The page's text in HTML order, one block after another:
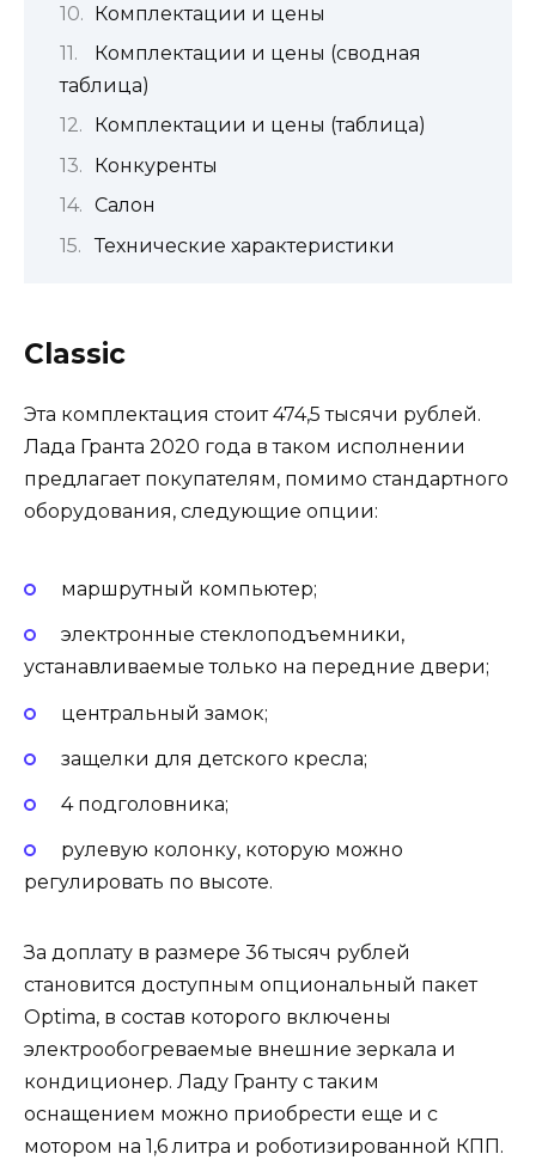
Комплектации и цены
Комплектации и цены (сводная
таблица)
Комплектации и цены (таблица)
Конкуренты
Салон
Технические характеристики
Classic
Эта комплектация стоит 474,5 тысячи рублей.
Лада Гранта 2020 года в таком исполнении
предлагает покупателям, помимо стандартного
оборудования, следующие опции:
маршрутный компьютер;
электронные стеклоподъемники,
устанавливаемые только на передние двери;
центральный замок;
защелки для детского кресла;
4 подголовника;
рулевую колонку, которую можно
регулировать по высоте.
За доплату в размере 36 тысяч рублей
становится доступным опциональный пакет
Optima, в состав которого включены
электрообогреваемые внешние зеркала и
кондиционер. Ладу Гранту с таким
оснащением можно приобрести еще и с
мотором на 1,6 литра и роботизированной КПП.